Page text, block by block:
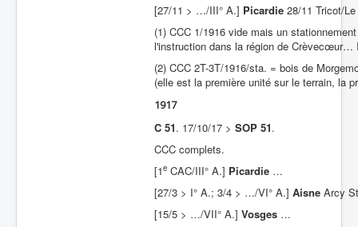
[27/11 > …/III° A.] Picardie 28/11 Tricot/
(1) CCC 1/1916 vide mais un
l'instruction dans la région de Crèvecœur…
(2) CCC 2T-3T/1916/sta. = bois de
(elle est la première unité sur le terrain, la
1917
C 51. 17/10/17 > SOP 51.
CCC complets.
[1e CAC/III° A.] Picardie …
[27/3 > I° A.; 3/4 > …/VI° A.] Aisne Arcy
[15/5 > …/VII° A.] Vosges …